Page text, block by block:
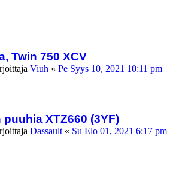
Twin 750 XCV
Viuh « Pe Syys 10, 2021 10:11 pm
XTZ660 (3YF)
Dassault « Su Elo 01, 2021 6:17 pm